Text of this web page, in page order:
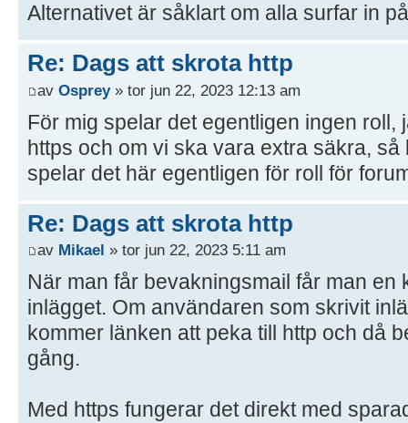
Alternativet är såklart om alla surfar in
Re: Dags att skrota http
av Osprey» tor jun 22, 2023 12:13 am
För mig spelar det egentligen ingen roll,
https och om vi ska vara extra säkra,
spelar det här egentligen för roll för
Re: Dags att skrota http
av Mikael » tor jun 22, 2023 5:11 am
När man får bevakningsmail får man en
inlägget. Om användaren som skrivit
kommer länken att peka till http och då
gång.
Med https fungerar det direkt med